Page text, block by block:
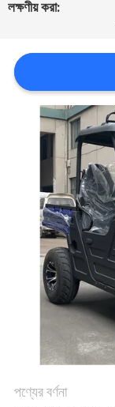
উদ্ধৃতির
আবেদন
গোপনীয়তা
লক্ষণীয় করা:
পণ্যের বর্ণনা